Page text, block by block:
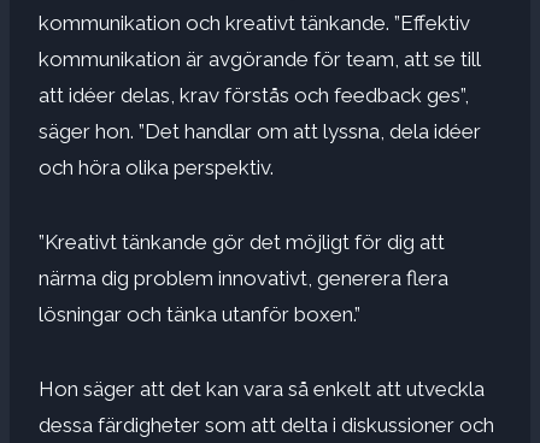
kommunikation och kreativt tänkande. ”Effektiv
kommunikation är avgörande för team, att se till
att idéer delas, krav förstås och feedback ges”,
säger hon. ”Det handlar om att lyssna, dela idéer
och höra olika perspektiv.
”Kreativt tänkande gör det möjligt för dig att
närma dig problem innovativt, generera flera
lösningar och tänka utanför boxen.”
Hon säger att det kan vara så enkelt att utveckla
dessa färdigheter som att delta i diskussioner och